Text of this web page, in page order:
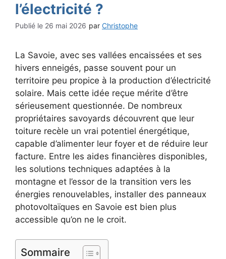
l’électricité ?
26 mai 2026 par Christophe
La Savoie, avec ses vallées encaissées et ses
hivers enneigés, passe souvent pour un
territoire peu propice à la production d’électricité
solaire. Mais cette idée reçue mérite d’être
sérieusement questionnée. De nombreux
propriétaires savoyards découvrent que leur
toiture recèle un vrai potentiel énergétique,
capable d’alimenter leur foyer et de réduire leur
facture. Entre les aides financières disponibles,
les solutions techniques adaptées à la
montagne et l’essor de la transition vers les
énergies renouvelables, installer des panneaux
photovoltaïques en Savoie est bien plus
accessible qu’on ne le croit.
Sommaire